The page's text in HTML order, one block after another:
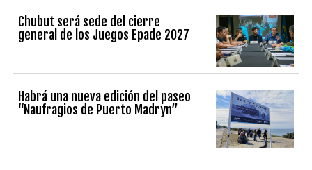
Chubut será sede del cierre
general de los Juegos Epade 2027
Habrá una nueva edición del paseo
“Naufragios de Puerto Madryn”